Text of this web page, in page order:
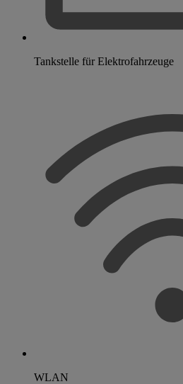
Tankstelle für Elektrofahrzeuge
WLAN